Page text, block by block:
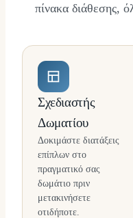
πίνακα διάθεσης,
Σχεδιαστής
Δωματίου
Δοκιμάστε διατάξεις
επίπλων στο
πραγματικό σας
δωμάτιο πριν
μετακινήσετε
οτιδήποτε.